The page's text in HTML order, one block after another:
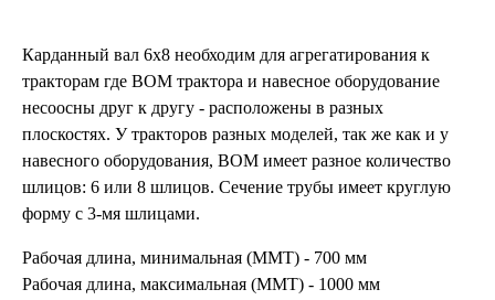
Карданный вал 6х8 необходим для агрегатирования к
тракторам где ВОМ трактора и навесное оборудование
несоосны друг к другу - расположены в разных
плоскостях. У тракторов разных моделей, так же как и у
навесного оборудования, ВОМ имеет разное количество
шлицов: 6 или 8 шлицов. Сечение трубы имеет круглую
форму с 3-мя шлицами.
Рабочая длина, минимальная (MMT) - 700 мм
Рабочая длина, максимальная (MMT) - 1000 мм